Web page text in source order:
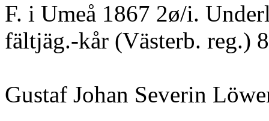
F. i Umeå 1867 2ø/i.
fältjäg.-kår (Västerb. reg.)
Gustaf Johan Severin